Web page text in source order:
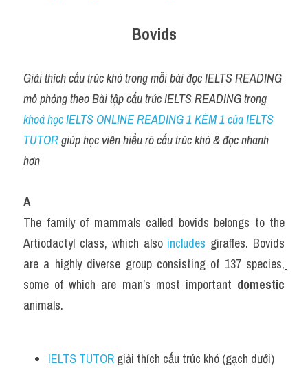
Bovids
Giải thích cấu trúc khó trong mỗi bài đọc IELTS READING
khoá học IELTS ONLINE READING 1 KÈM 1 của IELTS
TUTOR giúp học viên hiểu rõ cấu trúc khó & đọc nhanh
hơn
A
The family of mammals called bovids belongs to the
Artiodactyl class, which also includes giraffes. Bovids
are a highly diverse group consisting of 137 species,
some of which are man’s most important domestic
animals.
IELTS TUTOR giải thích cấu trúc khó (gạch dưới)